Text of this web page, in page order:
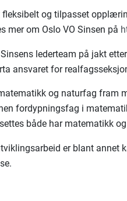
og tilpasset
mer om Oslo VO Sinsen på
lederteam på jakt
ansvaret for
og naturfag fram
fordypningsfag i
både har matematikk
er blant annet